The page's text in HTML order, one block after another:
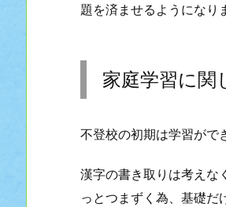
題を済ませるようになり
家庭学習に関
不登校の初期は学習がで
漢字の書き取りは考えな
っとつまずく為、基礎だ